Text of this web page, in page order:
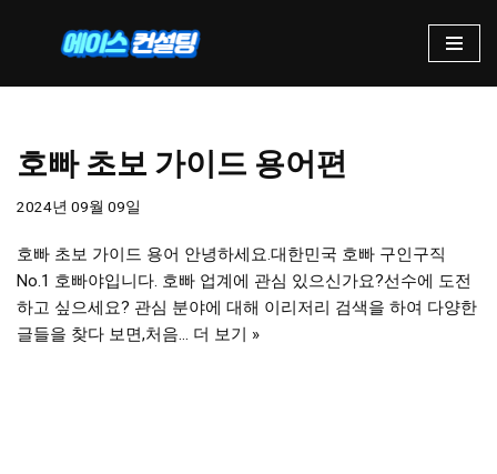
텐
건
기
호빠 초보 가이드 용어편
2024년 09월 09일
호빠 초보 가이드 용어 안녕하세요.대한민국 호빠 구인구직
No.1 호빠야입니다. 호빠 업계에 관심 있으신가요?선수에 도전
하고 싶으세요? 관심 분야에 대해 이리저리 검색을 하여 다양한
글들을 찾다 보면,처음… 더 보기 »